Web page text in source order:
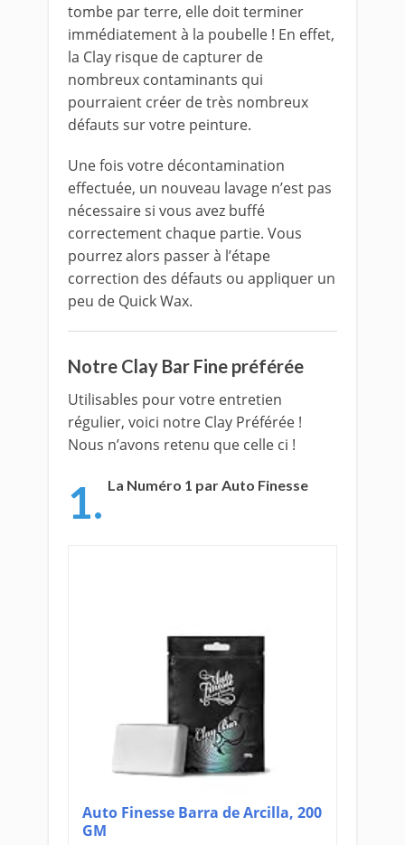
tombe par terre, elle doit terminer
immédiatement à la poubelle ! En effet,
la Clay risque de capturer de
nombreux contaminants qui
pourraient créer de très nombreux
défauts sur votre peinture.
Une fois votre décontamination
effectuée, un nouveau lavage n’est pas
nécessaire si vous avez buffé
correctement chaque partie. Vous
pourrez alors passer à l’étape
correction des défauts ou appliquer un
peu de Quick Wax.
Notre Clay Bar Fine préférée
Utilisables pour votre entretien
régulier, voici notre Clay Préférée !
Nous n’avons retenu que celle ci !
1. La Numéro 1 par Auto Finesse
Auto Finesse Barra de Arcilla, 200
GM